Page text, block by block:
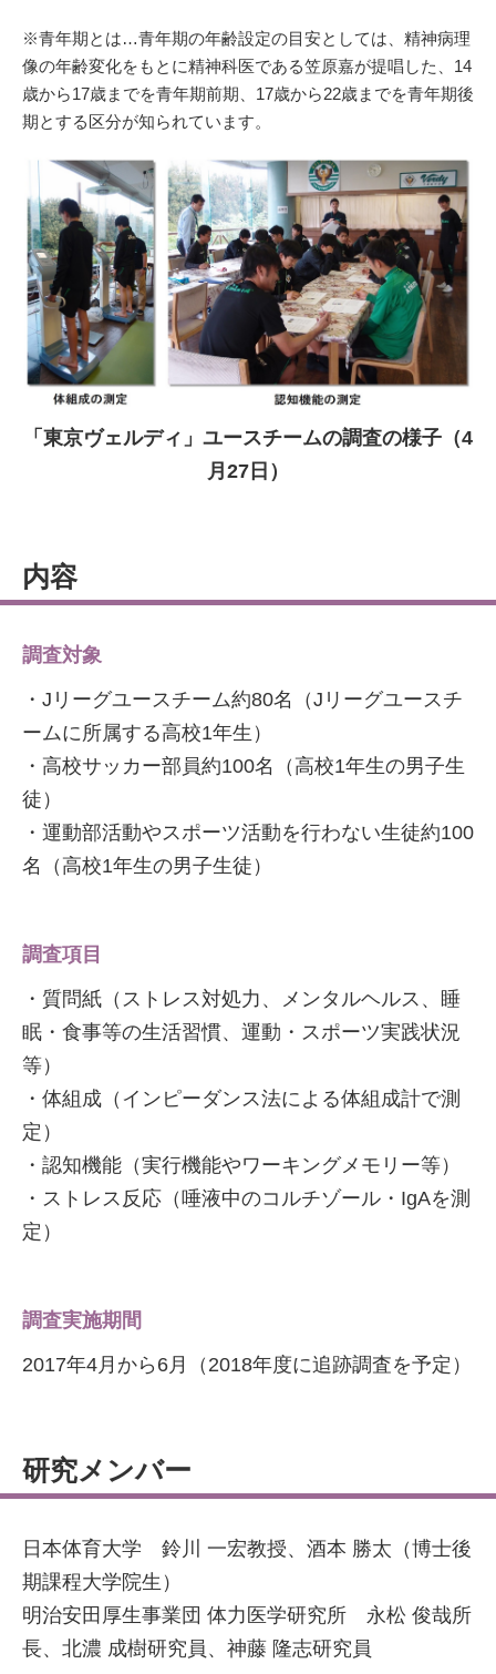
※青年期とは…青年期の年齢設定の目安としては、精神病理
像の年齢変化をもとに精神科医である笠原嘉が提唱した、14
歳から17歳までを青年期前期、17歳から22歳までを青年期後
期とする区分が知られています。
「東京ヴェルディ」ユースチームの調査の様子（4
月27日）
内容
調査対象
・Jリーグユースチーム約80名（Jリーグユースチ
ームに所属する高校1年生）
・高校サッカー部員約100名（高校1年生の男子生
徒）
・運動部活動やスポーツ活動を行わない生徒約100
名（高校1年生の男子生徒）
調査項目
・質問紙（ストレス対処力、メンタルヘルス、睡
眠・食事等の生活習慣、運動・スポーツ実践状況
等）
・体組成（インピーダンス法による体組成計で測
定）
・認知機能（実行機能やワーキングメモリー等）
・ストレス反応（唾液中のコルチゾール・IgAを測
定）
調査実施期間
2017年4月から6月（2018年度に追跡調査を予定）
研究メンバー
日本体育大学 鈴川 一宏教授、酒本 勝太（博士後
期課程大学院生）
明治安田厚生事業団 体力医学研究所 永松 俊哉所
長、北濃 成樹研究員、神藤 隆志研究員